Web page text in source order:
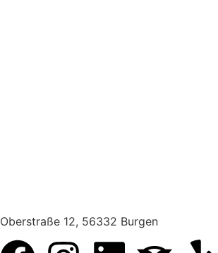
Oberstraße 12, 56332 Burgen